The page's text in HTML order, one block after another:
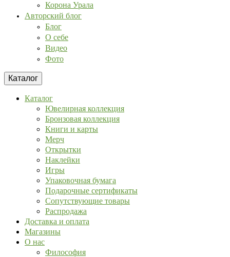
Корона Урала
Авторский блог
Блог
О себе
Видео
Фото
Каталог
Каталог
Ювелирная коллекция
Бронзовая коллекция
Книги и карты
Мерч
Открытки
Наклейки
Игры
Упаковочная бумага
Подарочные сертификаты
Сопутствующие товары
Распродажа
Доставка и оплата
Магазины
О нас
Философия